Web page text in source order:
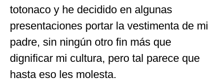
totonaco y he decidido en algunas
presentaciones portar la vestimenta de mi
padre, sin ningún otro fin más que
dignificar mi cultura, pero tal parece que
hasta eso les molesta.